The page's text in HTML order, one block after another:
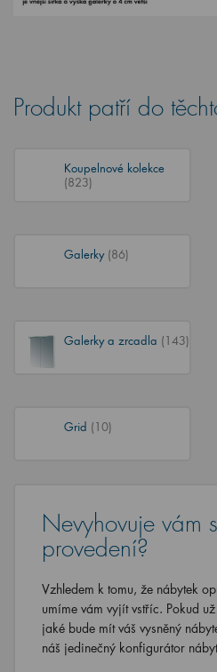
Produkt patří do
Koupelnové kolekce
(823)
Galerky (86)
Galerky a zrcadla (143)
Grid (10)
Nevyhovuje vám
provedení?
Vzhledem k tomu, že nábytek
umíme vám vyjít vstříc. Pokud
jaké bude mít váš vysněný
náš jedinečný konfigurátor